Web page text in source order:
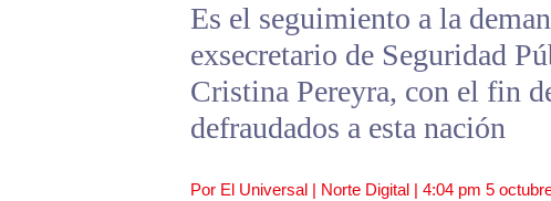
Es el seguimiento a la
exsecretario de Seguridad
Cristina Pereyra, con el fin
defraudados a esta nación
Por El Universal | Norte Digital | 4:04 pm 5